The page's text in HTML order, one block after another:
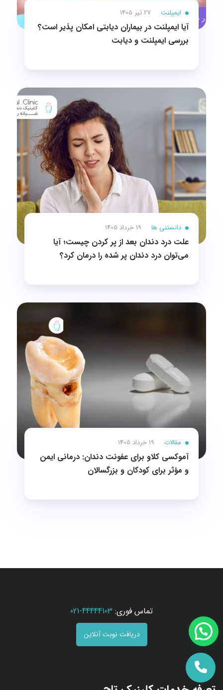
ایمپلنت 27 تیر 1405
آیا ایمپلنت در بیماران دیابتی امکان پذیر است؟
بررسی ایمپلنت و دیابت
دانستنی ها 19 خرداد 1405
علت درد دندان بعد از پر کردن چیست؛ آیا
می‌توان درد دندان پر شده را درمان کرد؟
مقالات 19 خرداد 1405
آموکسی کلاو برای عفونت دندان: درمانی ایمن
و مؤثر برای کودکان و بزرگسالان
تماس فوری: 44444103-021
دریافت نوبت آنلاین